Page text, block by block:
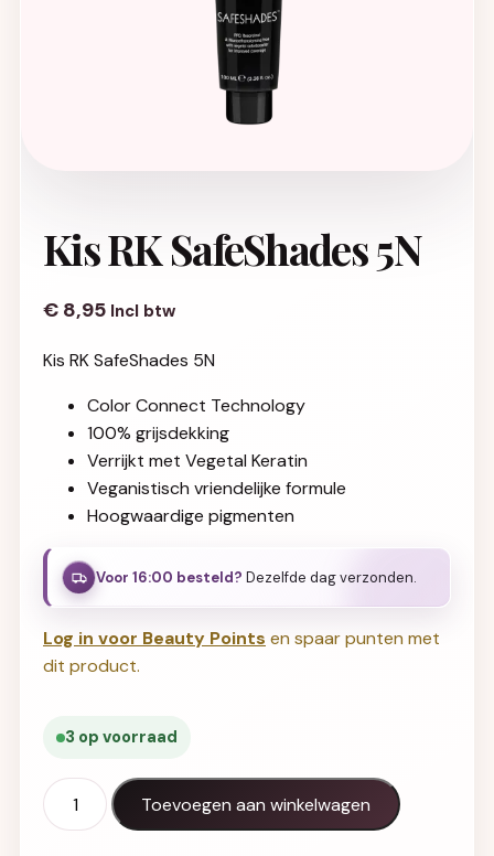
Kis RK SafeShades 5N
€ 8,95 Incl btw
Kis RK SafeShades 5N
Color Connect Technology
100% grijsdekking
Verrijkt met Vegetal Keratin
Veganistisch vriendelijke formule
Hoogwaardige pigmenten
Voor 16:00 besteld? Dezelfde dag verzonden.
Log in voor Beauty Points en spaar punten met
dit product.
3 op voorraad
Kis RK SafeShades 5N aantal
Toevoegen aan winkelwagen